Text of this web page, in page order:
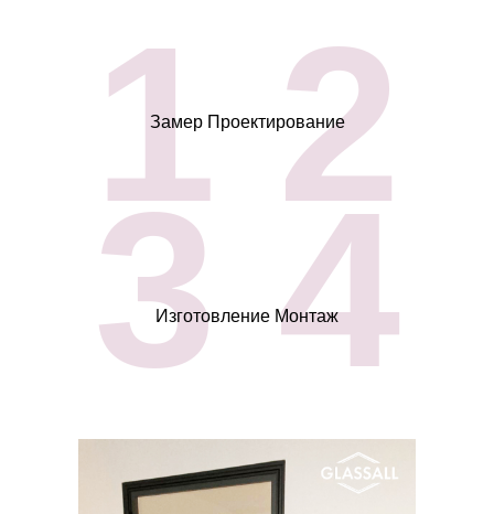
Замер Проектирование
Изготовление Монтаж
1 2
3 4